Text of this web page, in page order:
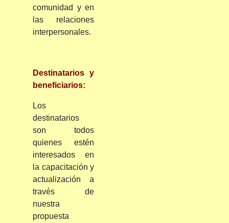
comunidad y en
las relaciones
interpersonales.
Destinatarios y
beneficiarios:
Los
destinatarios
son todos
quienes estén
interesados en
la capacitación y
actualización a
través de
nuestra
propuesta